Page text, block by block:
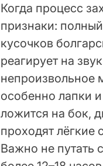
Когда процесс
признаки:
кусочков
реагирует на
непроизвольное
особенно лапки
ложится на бок,
проходят лёгкие
Важно не путать